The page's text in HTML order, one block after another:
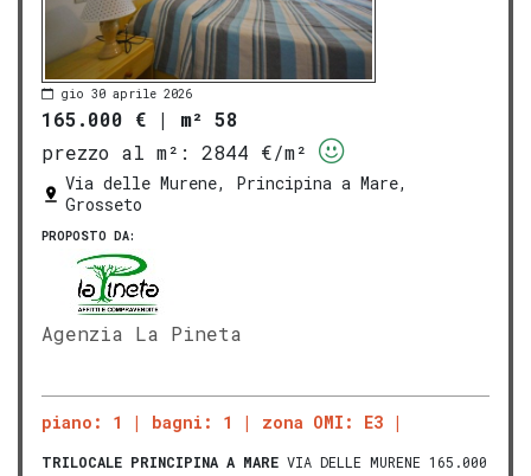
gio 30 aprile 2026
165.000 € | m² 58
prezzo al m²:
2844 €/m²
Via delle Murene, Principina a Mare,
Grosseto
PROPOSTO DA:
Agenzia La Pineta
piano: 1 bagni: 1 zona OMI: E3
TRILOCALE PRINCIPINA A MARE VIA DELLE MURENE 165.000